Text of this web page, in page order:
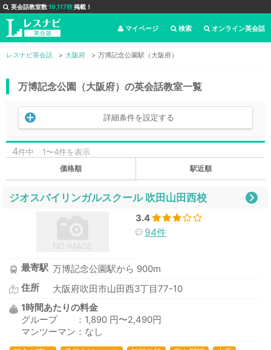
英会話教室数19,117校掲載！
オンライン英会話
検索
マイページ
レスナビ英会話 大阪府 万博記念公園駅（大阪府）
万博記念公園（大阪府）の英会話教室一覧
詳細条件を設定する
4件中 1〜4件を表示
価格順 駅近順
ジオスバイリンガルスクール 吹田山田西校
3.4
94件
最寄駅 万博記念公園駅から 900m
住所
大阪府吹田市山田西3丁目77-10
1時間あたりの料金
グループ ：1,890 円〜2,490円
マンツーマン：なし